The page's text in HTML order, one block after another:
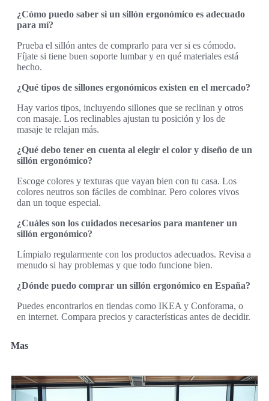
¿Cómo puedo saber si un sillón ergonómico es adecuado
para mí?
Prueba el sillón antes de comprarlo para ver si es cómodo.
Fíjate si tiene buen soporte lumbar y en qué materiales está
hecho.
¿Qué tipos de sillones ergonómicos existen en el mercado?
Hay varios tipos, incluyendo sillones que se reclinan y otros
con masaje. Los reclinables ajustan tu posición y los de
masaje te relajan más.
¿Qué debo tener en cuenta al elegir el color y diseño de un
sillón ergonómico?
Escoge colores y texturas que vayan bien con tu casa. Los
colores neutros son fáciles de combinar. Pero colores vivos
dan un toque especial.
¿Cuáles son los cuidados necesarios para mantener un
sillón ergonómico?
Límpialo regularmente con los productos adecuados. Revisa a
menudo si hay problemas y que todo funcione bien.
¿Dónde puedo comprar un sillón ergonómico en España?
Puedes encontrarlos en tiendas como IKEA y Conforama, o
en internet. Compara precios y características antes de decidir.
Mas